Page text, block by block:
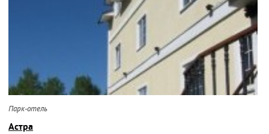
Парк-отель
Астра